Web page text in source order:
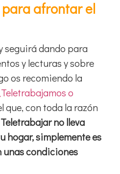
para afrontar el
seguirá dando para
y lecturas y sobre
os recomiendo la
o
que, con toda la razón
Teletrabajar no lleva
hogar, simplemente es
unas condiciones